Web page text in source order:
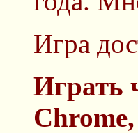
Игра
Играть